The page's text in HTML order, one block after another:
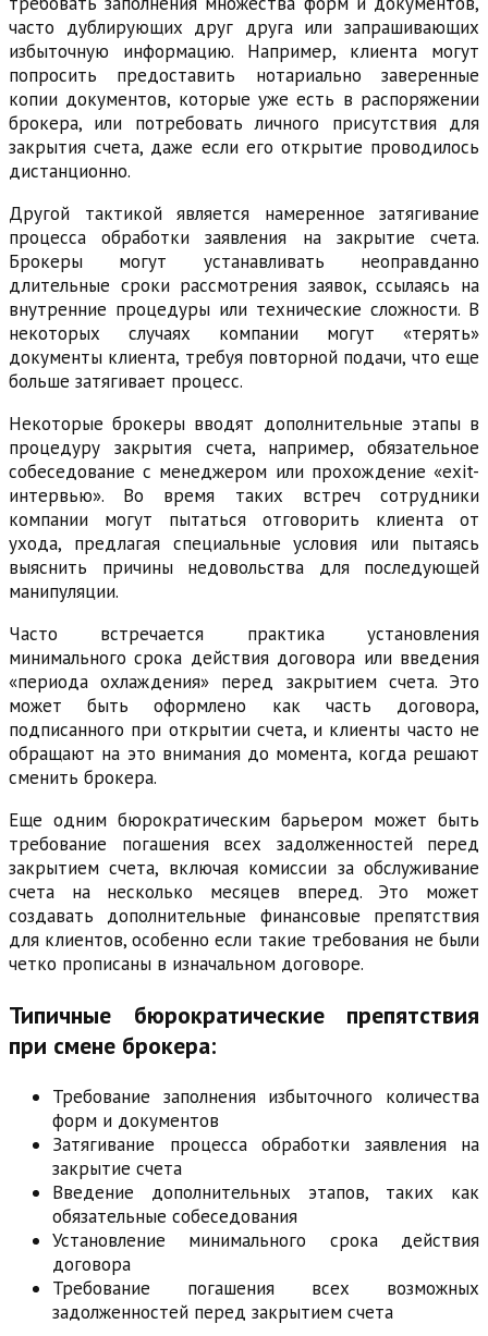
часто дублирующих друг друга или запрашивающих
избыточную информацию. Например, клиента могут
попросить предоставить нотариально заверенные
копии документов, которые уже есть в распоряжении
брокера, или потребовать личного присутствия для
закрытия счета, даже если его открытие проводилось
дистанционно.
Другой тактикой является намеренное затягивание
процесса обработки заявления на закрытие счета.
Брокеры могут устанавливать неоправданно
длительные сроки рассмотрения заявок, ссылаясь на
внутренние процедуры или технические сложности. В
некоторых случаях компании могут «терять»
документы клиента, требуя повторной подачи, что еще
больше затягивает процесс.
Некоторые брокеры вводят дополнительные этапы в
процедуру закрытия счета, например, обязательное
собеседование с менеджером или прохождение «exit-
интервью». Во время таких встреч сотрудники
компании могут пытаться отговорить клиента от
ухода, предлагая специальные условия или пытаясь
выяснить причины недовольства для последующей
манипуляции.
Часто встречается практика установления
минимального срока действия договора или введения
«периода охлаждения» перед закрытием счета. Это
может быть оформлено как часть договора,
подписанного при открытии счета, и клиенты часто не
обращают на это внимания до момента, когда решают
сменить брокера.
Еще одним бюрократическим барьером может быть
требование погашения всех задолженностей перед
закрытием счета, включая комиссии за обслуживание
счета на несколько месяцев вперед. Это может
создавать дополнительные финансовые препятствия
для клиентов, особенно если такие требования не были
четко прописаны в изначальном договоре.
Типичные бюрократические препятствия
при смене брокера:
Требование заполнения избыточного количества
форм и документов
Затягивание процесса обработки заявления на
закрытие счета
Введение дополнительных этапов, таких как
обязательные собеседования
Установление минимального срока действия
договора
Требование погашения всех возможных
задолженностей перед закрытием счета